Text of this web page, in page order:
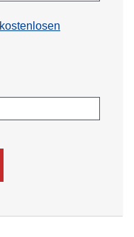
kostenlosen